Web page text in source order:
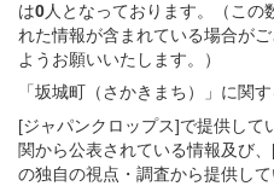
は0人となっております。（この
れた情報が含まれている場合が
ようお願いいたします。）
「坂城町（さかきまち）」 に関す
[ジャパンクロップス]で提供して
関から公表されている情報及び
の独自の視点・調査から提供し